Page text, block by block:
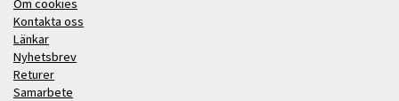
Om cookies
Kontakta oss
Länkar
Nyhetsbrev
Returer
Samarbete